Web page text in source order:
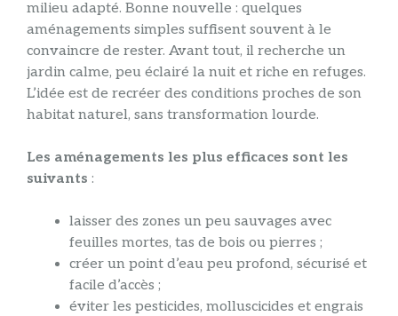
milieu adapté. Bonne nouvelle : quelques
aménagements simples suffisent souvent à le
convaincre de rester. Avant tout, il recherche un
jardin calme, peu éclairé la nuit et riche en refuges.
L’idée est de recréer des conditions proches de son
habitat naturel, sans transformation lourde.
Les aménagements les plus efficaces sont les
suivants :
laisser des zones un peu sauvages avec
feuilles mortes, tas de bois ou pierres ;
créer un point d’eau peu profond, sécurisé et
facile d’accès ;
éviter les pesticides, molluscicides et engrais